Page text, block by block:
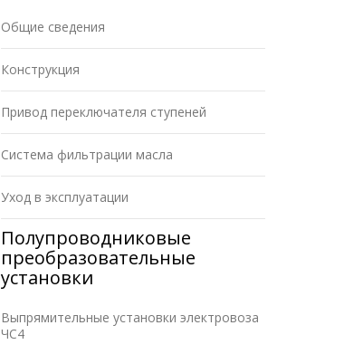
Общие сведения
Конструкция
Привод переключателя ступеней
Система фильтрации масла
Уход в эксплуатации
Полупроводниковые
преобразовательные
установки
Выпрямительные установки электровоза
ЧС4